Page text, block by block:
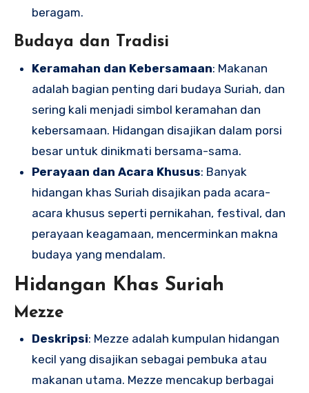
beragam.
Budaya dan Tradisi
Keramahan dan Kebersamaan: Makanan
adalah bagian penting dari budaya Suriah, dan
sering kali menjadi simbol keramahan dan
kebersamaan. Hidangan disajikan dalam porsi
besar untuk dinikmati bersama-sama.
Perayaan dan Acara Khusus: Banyak
hidangan khas Suriah disajikan pada acara-
acara khusus seperti pernikahan, festival, dan
perayaan keagamaan, mencerminkan makna
budaya yang mendalam.
Hidangan Khas Suriah
Mezze
Deskripsi: Mezze adalah kumpulan hidangan
kecil yang disajikan sebagai pembuka atau
makanan utama. Mezze mencakup berbagai